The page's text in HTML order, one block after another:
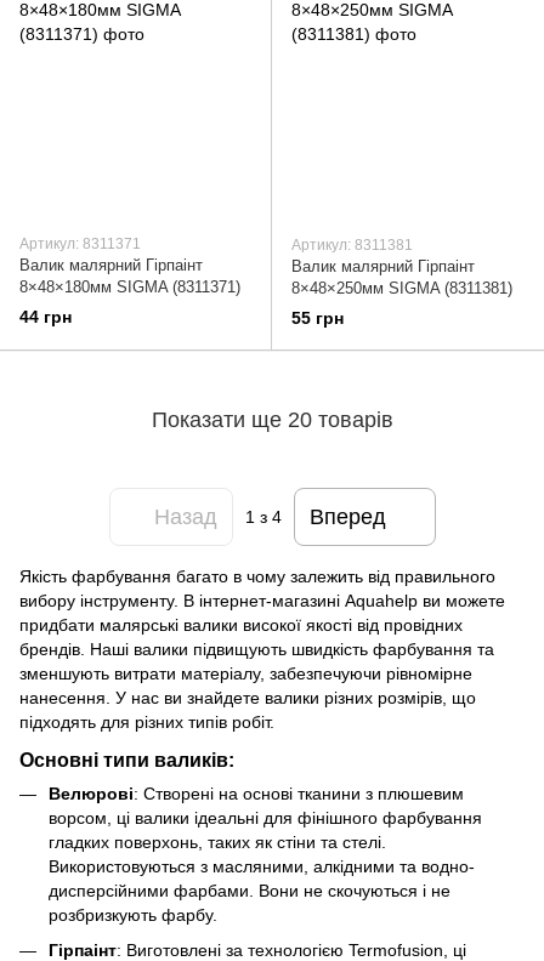
Артикул: 8311371
Валик малярний Гірпаінт
8×48×180мм SIGMA (8311371)
44 грн
Артикул: 8311381
Валик малярний Гірпаінт
8×48×250мм SIGMA (8311381)
55 грн
Показати ще 20 товарів
Назад 1з 4 Вперед
Якість фарбування багато в чому залежить від правильного
вибору інструменту. В інтернет-магазині Aquahelp ви можете
придбати малярські валики високої якості від провідних
брендів. Наші валики підвищують швидкість фарбування та
зменшують витрати матеріалу, забезпечуючи рівномірне
нанесення. У нас ви знайдете валики різних розмірів, що
підходять для різних типів робіт.
Основні типи валиків:
Велюрові: Створені на основі тканини з плюшевим
ворсом, ці валики ідеальні для фінішного фарбування
гладких поверхонь, таких як стіни та стелі.
Використовуються з масляними, алкідними та водно-
дисперсійними фарбами. Вони не скочуються і не
розбризкують фарбу.
Гірпаінт: Виготовлені за технологією Termofusion, ці